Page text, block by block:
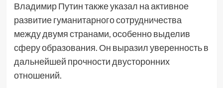
Владимир Путин также указал на активное
развитие гуманитарного сотрудничества
между двумя странами, особенно выделив
сферу образования. Он выразил уверенность в
дальнейшей прочности двусторонних
отношений.